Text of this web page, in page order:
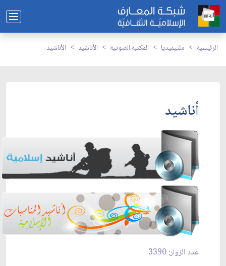
الرئيسية ملتيميديا المكتبة الصوتية الأناشيد الأناشيد
أناشيد
عدد الزوار: 3390